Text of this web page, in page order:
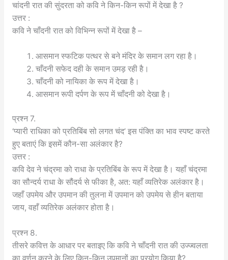
चांदनी रात की सुंदरता को कवि ने किन-किन रूपों में देखा है ?
उत्तर :
कवि ने चाँदनी रात को विभिन्न रूपों में देखा है –
आसमान स्फटिक पत्थर से बने मंदिर के समान लग रहा है।
चाँदनी सफेद दही के समान उमड़ रही है।
चाँदनी को नायिका के रूप में देखा है।
आसमान रूपी दर्पण के रूप में चाँदनी को देखा है।
प्रश्न 7.
‘प्यारी राधिका को प्रतिबिंब सो लगत चंद’ इस पंक्ति का भाव स्पष्ट करते
हुए बताएं कि इसमें कौन-सा अलंकार है?
उत्तर :
कवि देव ने चंद्रमा को राधा के प्रतिबिंब के रूप में देखा है। यहाँ चंद्रमा
का सौन्दर्य राधा के सौंदर्य से फीका है, अत: यहाँ व्यतिरेक अलंकार है।
जहाँ उपमेय और उपमान की तुलना में उपमान को उपमेय से हीन बताया
जाय, वहाँ व्यतिरेक अलंकार होता है।
प्रश्न 8.
तीसरे कवित्त के आधार पर बताइए कि कवि ने चाँदनी रात की उज्ज्वलता